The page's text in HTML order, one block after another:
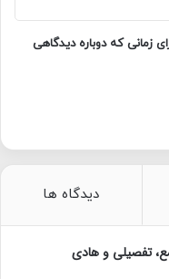
زمانی که دوباره دیدگاهی
دیدگاه ها
تفصیلی و هادی